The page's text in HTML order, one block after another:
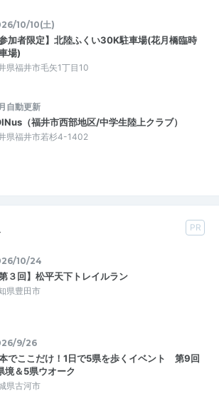
10/10(土)
参加者限定】北陸ふくい30K駐車場(花月橋臨時
場)
県福井市毛矢1丁目10
自動更新
（福井市西部地区/中学生陸上クラブ）
県福井市若杉4-1402
PR
10/24
第３回】松平天下トレイルラン
県豊田市
9/26
でここだけ！1日で5県を歩くイベント 第9回
境＆5県ウオーク
県古河市